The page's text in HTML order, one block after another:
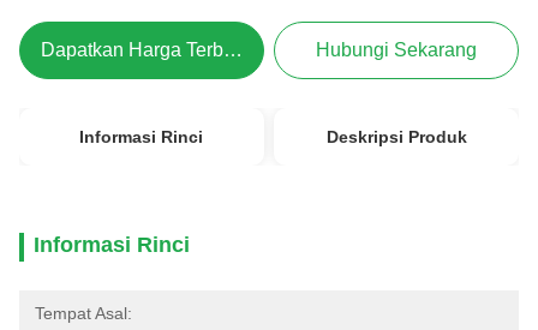
Dapatkan Harga Terbaik Hubungi Sekarang
Informasi Rinci Deskripsi Produk
Informasi Rinci
Tempat Asal: